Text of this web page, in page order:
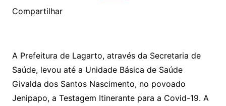
Compartilhar
A Prefeitura de Lagarto, através da Secretaria de
Saúde, levou até a Unidade Básica de Saúde
Givalda dos Santos Nascimento, no povoado
Jenipapo, a Testagem Itinerante para a Covid-19. A